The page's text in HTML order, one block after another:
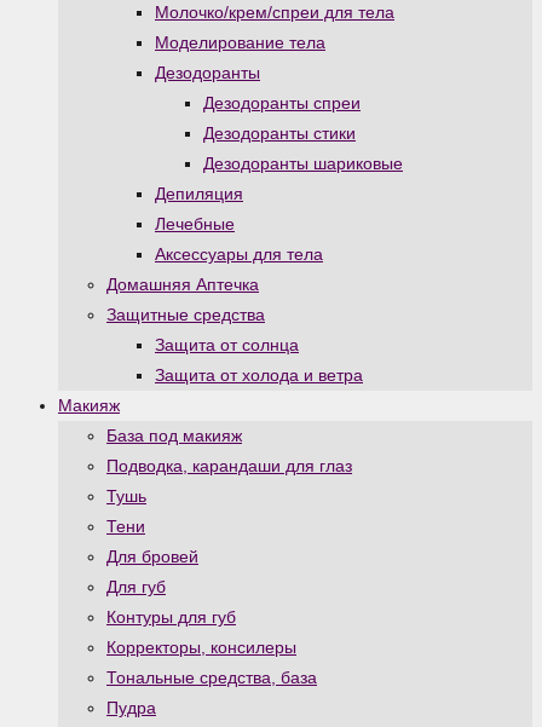
Молочко/крем/спреи для тела
Моделирование тела
Дезодоранты
Дезодоранты спреи
Дезодоранты стики
Дезодоранты шариковые
Депиляция
Лечебные
Аксессуары для тела
Домашняя Аптечка
Защитные средства
Защита от солнца
Защита от холода и ветра
Макияж
База под макияж
Подводка, карандаши для глаз
Тушь
Тени
Для бровей
Для губ
Контуры для губ
Корректоры, консилеры
Тональные средства, база
Пудра